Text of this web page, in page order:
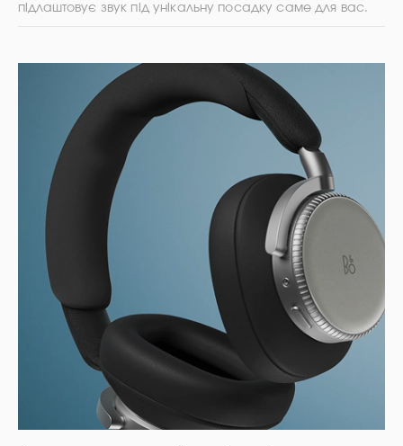
підлаштовує звук під унікальну посадку саме для вас.